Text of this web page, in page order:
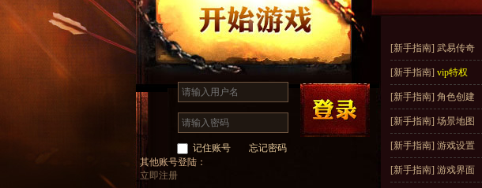
[新手指南] 武易传奇
[新手指南] vip特权
[新手指南] 角色创建
[新手指南] 场景地图
[新手指南] 游戏设置
[新手指南] 游戏界面
记住账号
忘记密码
其他账号登陆：
立即注册